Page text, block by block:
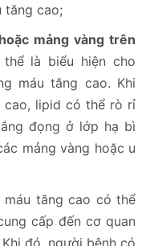
tăng cao;
mảng vàng trên
là biểu hiện cho
máu tăng cao. Khi
cao, lipid có thể rò rỉ
đọng ở lớp hạ bì
mảng vàng hoặc u
máu tăng cao có thể
cấp đến cơ quan
đó, người bệnh có